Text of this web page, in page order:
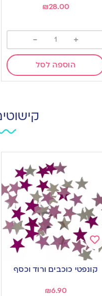
₪28.00
+
-
הוספה לסל
Add
to
wishlist
קונפטי כוכבים ורוד וכסף
₪6.90